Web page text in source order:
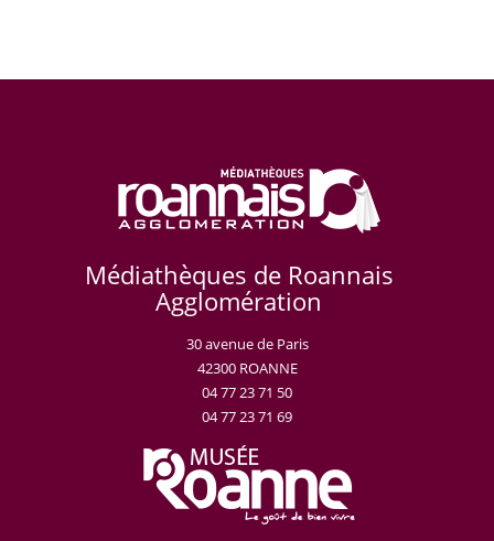
Médiathèques de Roannais
Agglomération
30 avenue de Paris
42300 ROANNE
04 77 23 71 50
04 77 23 71 69